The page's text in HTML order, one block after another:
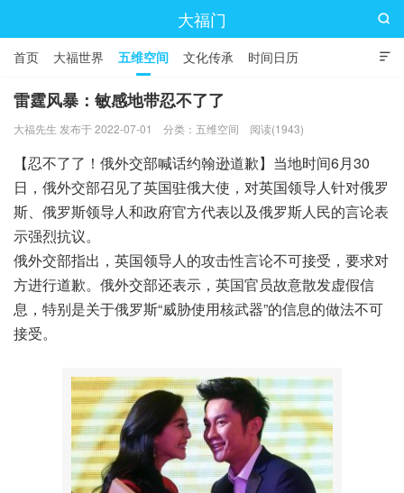
大福门

首页 大福世界 五维空间 文化传承 时间日历

雷霆风暴：敏感地带忍不了了
大福先生 发布于 2022-07-01 分类： 五维空间 阅读(1943)
【忍不了了！俄外交部喊话约翰逊道歉】当地时间6月30
日，俄外交部召见了英国驻俄大使，对英国领导人针对俄罗
斯、俄罗斯领导人和政府官方代表以及俄罗斯人民的言论表
示强烈抗议。
俄外交部指出，英国领导人的攻击性言论不可接受，要求对
方进行道歉。俄外交部还表示，英国官员故意散发虚假信
息，特别是关于俄罗斯“威胁使用核武器”的信息的做法不可
接受。